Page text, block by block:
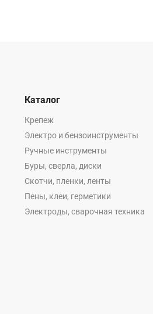
Каталог
Крепеж
Электро и бензоинструменты
Ручные инструменты
Буры, сверла, диски
Скотчи, пленки, ленты
Пены, клеи, герметики
Электроды, сварочная техника